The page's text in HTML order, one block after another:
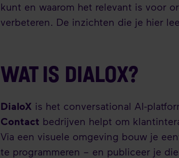
kunt en waarom het relevant is voor
verbeteren. De inzichten die je hier
WAT IS DIALOX?
DialoX is het conversational AI-
Contact bedrijven helpt om
Via een visuele omgeving bouw je
te programmeren – en publiceer je